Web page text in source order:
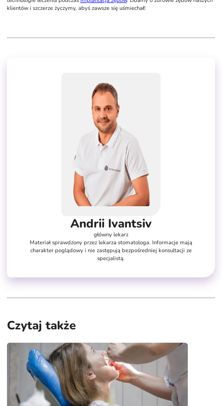
klientów i szczerze życzymy, abyś zawsze się uśmiechał!
Andrii Ivantsiv
główny lekarz
Materiał sprawdzony przez lekarza stomatologa. Informacje mają
charakter poglądowy i nie zastępują bezpośredniej konsultacji ze
specjalistą.
Czytaj także